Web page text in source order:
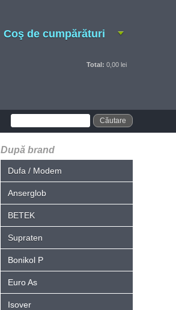
Coş de cumpărături
Total: 0,00 lei
După brand
Dufa / Modem
Anserglob
BETEK
Supraten
Bonikol P
Euro As
Isover